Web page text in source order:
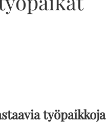
työpaikkoja